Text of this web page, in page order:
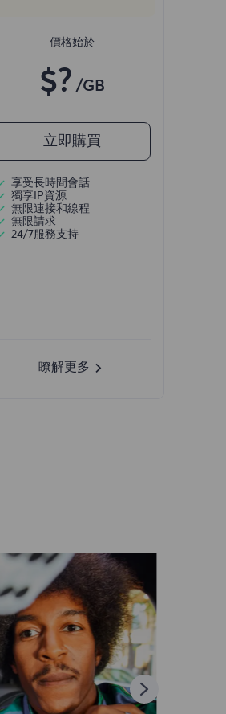
價格始於
$? /GB
立即購買
享受長時間會話
獨享IP資源
無限連接和線程
無限請求
24/7服務支持
瞭解更多